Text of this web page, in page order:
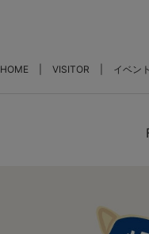
HOME VISITOR イベン